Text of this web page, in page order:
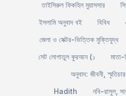
তাইসিরুল ফিকহিল মুয়াসসার
ইসলামি অনুবাদ বই
বিবিধ
জেলা ও সেক্টর-ভিত্তিক মুক্তিযুদ্ধ
সেট লোগাতুল কুরআন (১
অনুবাদ: জীবনী,
Hadith
নবি-রাসুল,